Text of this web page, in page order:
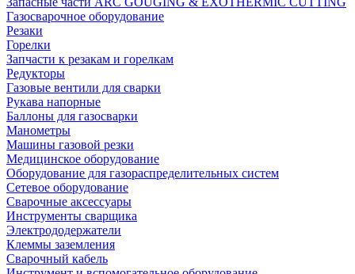
Газосварочное оборудование
Резаки
Горелки
Запчасти к резакам и горелкам
Редукторы
Газовые вентили для сварки
Рукава напорные
Баллоны для газосварки
Манометры
Машины газовой резки
Медицинское оборудование
Оборудование для газораспределительных систем
Сетевое оборудование
Сварочные аксессуары
Инструменты сварщика
Электрододержатели
Клеммы заземления
Сварочный кабель